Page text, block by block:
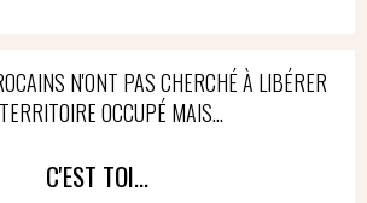
N'ONT PAS CHERCHÉ À LIBÉRER
OCCUPÉ MAIS...
C'EST TOI...